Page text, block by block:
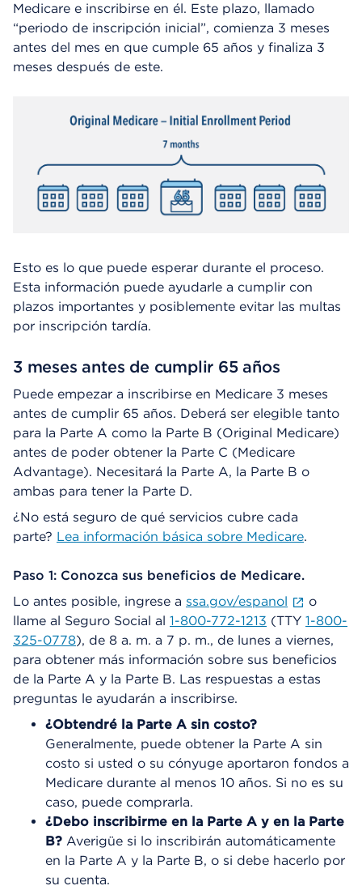
Medicare e inscribirse en él. Este plazo, llamado
“periodo de inscripción inicial”, comienza 3 meses
antes del mes en que cumple 65 años y finaliza 3
meses después de este.
Esto es lo que puede esperar durante el proceso.
Esta información puede ayudarle a cumplir con
plazos importantes y posiblemente evitar las multas
por inscripción tardía.
3 meses antes de cumplir 65 años
Puede empezar a inscribirse en Medicare 3 meses
antes de cumplir 65 años. Deberá ser elegible tanto
para la Parte A como la Parte B (Original Medicare)
antes de poder obtener la Parte C (Medicare
Advantage). Necesitará la Parte A, la Parte B o
ambas para tener la Parte D.
¿No está seguro de qué servicios cubre cada
parte? Lea información básica sobre Medicare.
Paso 1: Conozca sus beneficios de Medicare.
Lo antes posible, ingrese a ssa.gov/espanol
o
llame al Seguro Social al 1-800-772-1213 (TTY 1-800-
325-0778), de 8 a. m. a 7 p. m., de lunes a viernes,
para obtener más información sobre sus beneficios
de la Parte A y la Parte B. Las respuestas a estas
preguntas le ayudarán a inscribirse.
¿Obtendré la Parte A sin costo?
Generalmente, puede obtener la Parte A sin
costo si usted o su cónyuge aportaron fondos a
Medicare durante al menos 10 años. Si no es su
caso, puede comprarla.
¿Debo inscribirme en la Parte A y en la Parte
B? Averigüe si lo inscribirán automáticamente
en la Parte A y la Parte B, o si debe hacerlo por
su cuenta.